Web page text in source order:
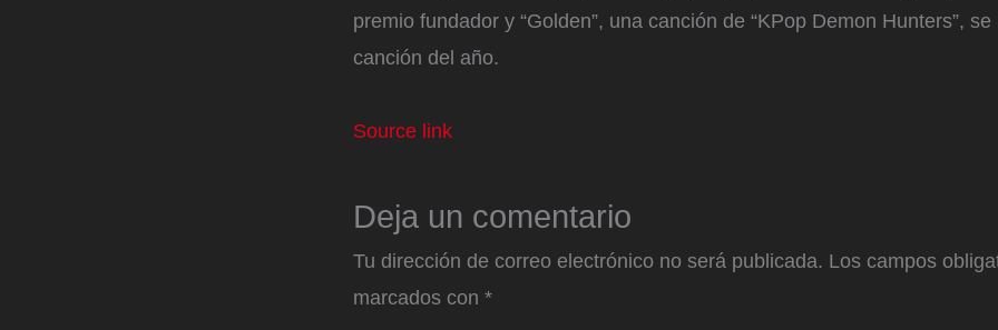
premio fundador y “Golden”, una canción de “KPop Demon Hunters”,
canción del año.
Source link
Deja un comentario
Tu dirección de correo electrónico no será publicada. Los campos
marcados con *